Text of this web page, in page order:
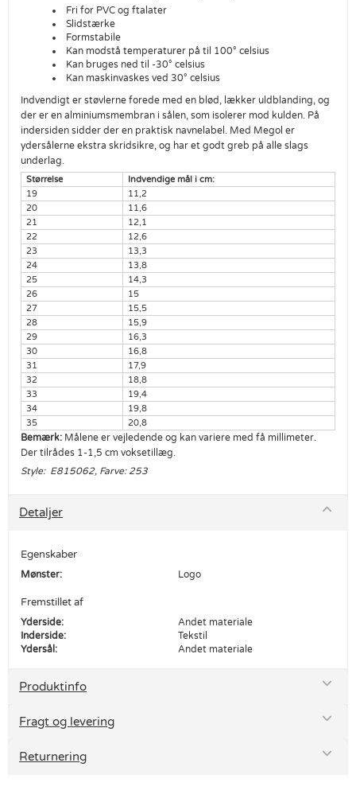
Fri for PVC og ftalater
Slidstærke
Formstabile
Kan modstå temperaturer på til 100° celsius
Kan bruges ned til -30° celsius
Kan maskinvaskes ved 30° celsius
Indvendigt er støvlerne forede med en blød, lækker uldblanding, og
der er en alminiumsmembran i sålen, som isolerer mod kulden. På
indersiden sidder der en praktisk navnelabel. Med Megol er
ydersålerne ekstra skridsikre, og har et godt greb på alle slags
underlag.
Størrelse
Indvendige mål i cm:
19
11,2
20
11,6
21
12,1
22
12,6
23
13,3
24
13,8
25
14,3
26
15
27
15,5
28
15,9
29
16,3
30
16,8
31
17,9
32
18,8
33
19,4
34
19,8
35
20,8
Bemærk: Målene er vejledende og kan variere med få millimeter.
Der tilrådes 1-1,5 cm voksetillæg.
Style: E815062, Farve: 253
Detaljer
Egenskaber
Mønster: Logo
Fremstillet af
Yderside:
Andet materiale
Inderside:
Tekstil
Ydersål:
Andet materiale
Produktinfo
Fragt og levering
Returnering